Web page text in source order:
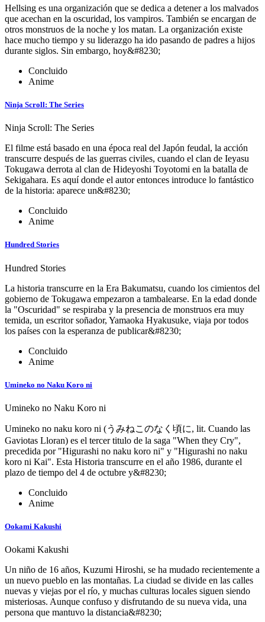
Hellsing es una organización que se dedica a detener a los malvados
que acechan en la oscuridad, los vampiros. También se encargan de
otros monstruos de la noche y los matan. La organización existe
hace mucho tiempo y su liderazgo ha ido pasando de padres a hijos
durante siglos. Sin embargo, hoy&#8230;
Concluido
Anime
Ninja Scroll: The Series
Ninja Scroll: The Series
El filme está basado en una época real del Japón feudal, la acción
transcurre después de las guerras civiles, cuando el clan de Ieyasu
Tokugawa derrota al clan de Hideyoshi Toyotomi en la batalla de
Sekigahara. Es aquí donde el autor entonces introduce lo fantástico
de la historia: aparece un&#8230;
Concluido
Anime
Hundred Stories
Hundred Stories
La historia transcurre en la Era Bakumatsu, cuando los cimientos del
gobierno de Tokugawa empezaron a tambalearse. En la edad donde
la "Oscuridad" se respiraba y la presencia de monstruos era muy
temida, un escritor soñador, Yamaoka Hyakusuke, viaja por todos
los países con la esperanza de publicar&#8230;
Concluido
Anime
Umineko no Naku Koro ni
Umineko no Naku Koro ni
Umineko no naku koro ni (うみねこのなく頃に, lit. Cuando las
Gaviotas Lloran) es el tercer titulo de la saga "When they Cry",
precedida por "Higurashi no naku koro ni" y "Higurashi no naku
koro ni Kai". Esta Historia transcurre en el año 1986, durante el
plazo de tiempo del 4 de octubre y&#8230;
Concluido
Anime
Ookami Kakushi
Ookami Kakushi
Un niño de 16 años, Kuzumi Hiroshi, se ha mudado recientemente a
un nuevo pueblo en las montañas. La ciudad se divide en las calles
nuevas y viejas por el río, y muchas culturas locales siguen siendo
misteriosas. Aunque confuso y disfrutando de su nueva vida, una
persona que mantuvo la distancia&#8230;